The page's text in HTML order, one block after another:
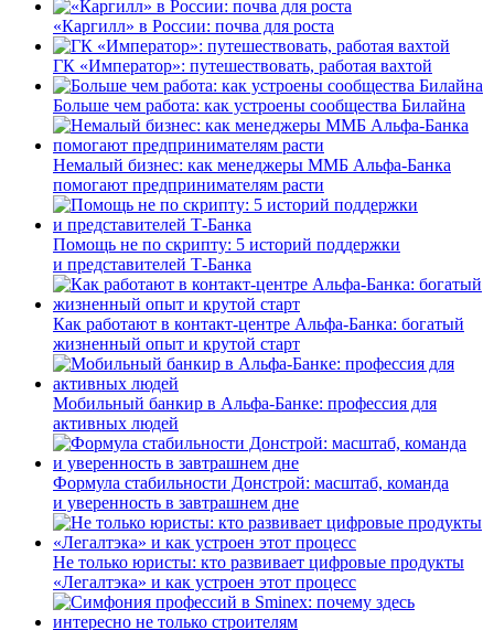
«Каргилл» в России: почва для роста
ГК «Император»: путешествовать, работая вахтой
Больше чем работа: как устроены сообщества Билайна
Немалый бизнес: как менеджеры ММБ Альфа-Банка
помогают предпринимателям расти
Помощь не по скрипту: 5 историй поддержки
и представителей Т-Банка
Как работают в контакт-центре Альфа-Банка: богатый
жизненный опыт и крутой старт
Мобильный банкир в Альфа-Банке: профессия для
активных людей
Формула стабильности Донстрой: масштаб, команда
и уверенность в завтрашнем дне
Не только юристы: кто развивает цифровые продукты
«Легалтэка» и как устроен этот процесс